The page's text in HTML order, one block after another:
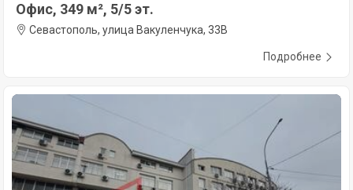
Офис, 349 м², 5/5 эт.
Севастополь, улица Вакуленчука, 33В
Подробнее